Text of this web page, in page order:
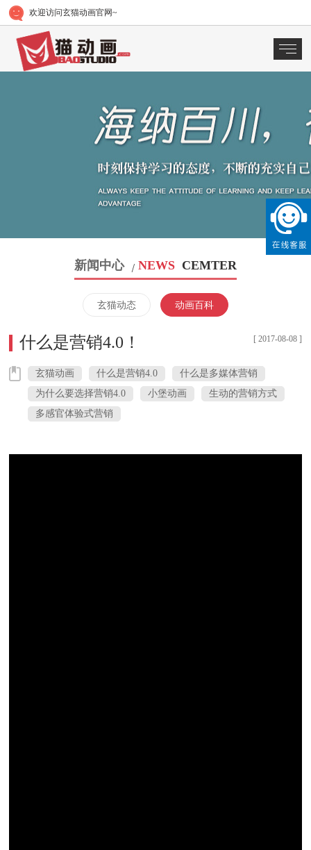
欢迎访问玄猫动画官网~
新闻中心 NEWS CEMTER
玄猫动态 动画百科
什么是营销4.0！ [ 2017-08-08 ]
玄猫动画 什么是营销4.0
什么是多媒体营销
为什么要选择营销4.0
小堡动画
生动的营销方式
多感官体验式营销